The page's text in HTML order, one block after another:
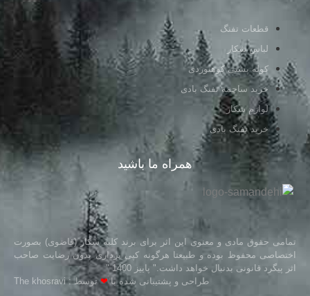
قطعات تفنگ
لباس شکار
کوله پشتی کوهنوردی
خرید ساچمه تفنگ بادی
لوازم شکار
خرید تفنگ بادی
همراه ما باشید
تمامی حقوق مادی و معنوی این اثر برای برند کلبه شکار (قاضوی) بصورت
اختصاصی محفوظ بوده و طبیعتا هرگونه کپی برداری بدون رضایت صاحب
اثر پیگرد قانونی بدنبال خواهد داشت." پاییز 1400 "
طراحی و پشتیبانی شده با❤توسط : The khosravi